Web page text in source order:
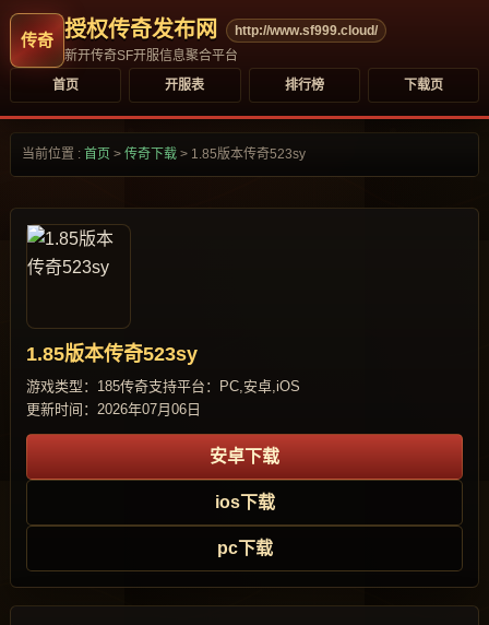
授权传奇发布网
http://www.sf999.cloud/
新开传奇SF开服信息聚合平台
首页
开服表 排行榜 下载页
当前位置 : 首页 > 传奇下载 > 1.85版本传奇523sy
1.85版本传奇523sy
游戏类型：185传奇支持平台：PC,安卓,iOS
更新时间：2026年07月06日
安卓下载
ios下载
pc下载